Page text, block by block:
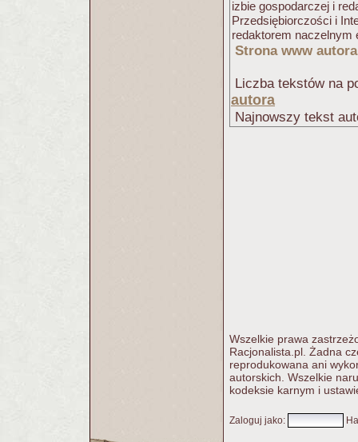
izbie gospodarczej i
Przedsiębiorczości i
redaktorem naczelnym
Strona www autora
Liczba tekstów na
autora
Najnowszy tekst
Wszelkie prawa
Racjonalista.pl. Żadna
reprodukowana ani
autorskich. Wszelkie
kodeksie karnym i
Zaloguj jako: